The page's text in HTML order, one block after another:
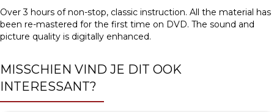
Over 3 hours of non-stop, classic instruction. All the material has
been re-mastered for the first time on DVD. The sound and
picture quality is digitally enhanced.
MISSCHIEN VIND JE DIT OOK
INTERESSANT?